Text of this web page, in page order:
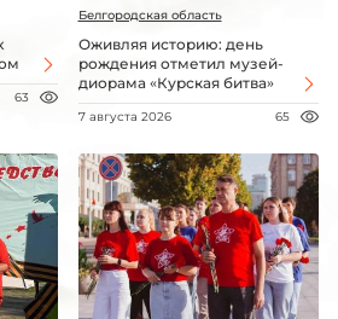
63
Белгородская область
Оживляя историю: день
рождения отметил музей-
диорама «Курская битва»
7 августа 2026 65